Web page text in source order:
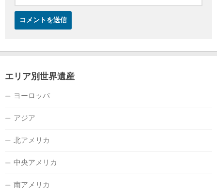
エリア別世界遺産
ヨーロッパ
アジア
北アメリカ
中央アメリカ
南アメリカ